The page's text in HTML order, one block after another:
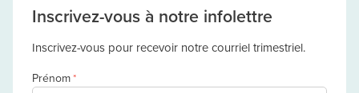
Inscrivez-vous à notre infolettre
Inscrivez-vous pour recevoir notre courriel trimestriel.
Prénom*